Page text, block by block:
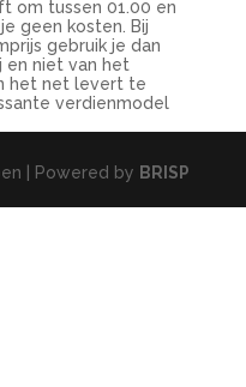
om tussen 01.00 en
geen kosten. Bij
gebruik je dan
niet van het
het net levert te
verdienmodel
| Powered by BRISP